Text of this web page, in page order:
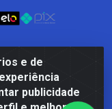
e de
publicidade
910 - Afonso
000 - CNPJ